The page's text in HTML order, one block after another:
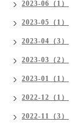
2023-06（1）
2023-05（1）
2023-04（3）
2023-03（2）
2023-01（1）
2022-12（1）
2022-11（3）